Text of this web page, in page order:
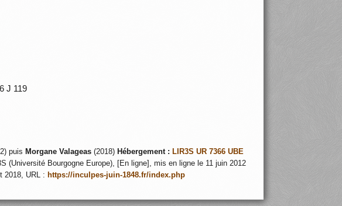
6 J 119
puis Morgane Valageas(2018) Hébergement : LIR3S UR 7366 UBE
(Université Bourgogne Europe), [En ligne], mis en ligne le 11 juin 2012
2018, URL : https://inculpes-juin-1848.fr/index.php